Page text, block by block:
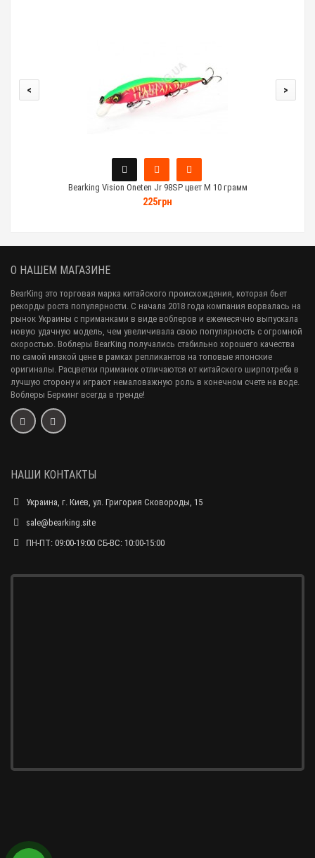
Bearking Vision Oneten Jr 98SP цвет M 10 грамм
225грн
< >
О НАШЕМ МАГАЗИНЕ
BearKing это торговая марка китайского происхождения, которая бьет
рекорды роста популярности. С начала 2018 года компания ворвалась на
рынок Украины с приманками в виде воблеров и ежемесячно выпускала
новую удачную модель, чем увеличивала свою популярность с огромной
скоростью. Воблеры BearKing получались стабильно хорошего качества
по самой низкой цене в рамках репликантов на топовые японские
оригиналы. Расцветки приманок отличаются от китайского ширпотреба в
лучшую сторону и играют немаловажную роль в конечном счете на воде.
Воблеры Беркинг всегда в тренде!
НАШИ КОНТАКТЫ
Украина, г. Киев, ул. Григория Сковороды, 15
sale@bearking.site
ПН-ПТ: 09:00-19:00 СБ-ВС: 10:00-15:00